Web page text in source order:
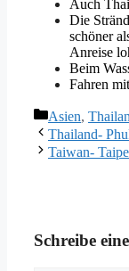
Auch
Die
schöner
Anreise
Beim
Fahren
Kategorien
Asien,
Thailand-
Taiwan-
Schreibe